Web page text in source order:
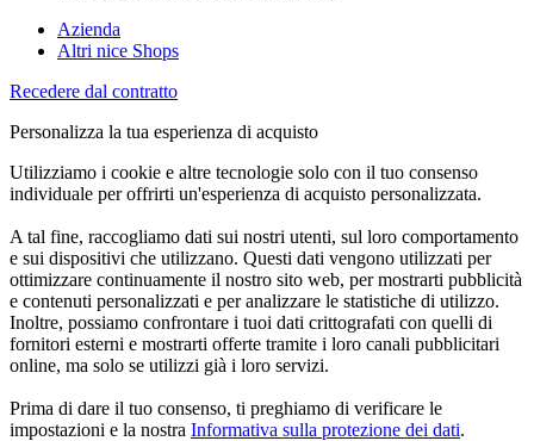
Azienda
Altri nice Shops
Recedere dal contratto
Personalizza la tua esperienza di acquisto
Utilizziamo i cookie e altre tecnologie solo con il tuo consenso
individuale per offrirti un'esperienza di acquisto personalizzata.
A tal fine, raccogliamo dati sui nostri utenti, sul loro comportamento
e sui dispositivi che utilizzano. Questi dati vengono utilizzati per
ottimizzare continuamente il nostro sito web, per mostrarti pubblicità
e contenuti personalizzati e per analizzare le statistiche di utilizzo.
Inoltre, possiamo confrontare i tuoi dati crittografati con quelli di
fornitori esterni e mostrarti offerte tramite i loro canali pubblicitari
online, ma solo se utilizzi già i loro servizi.
Prima di dare il tuo consenso, ti preghiamo di verificare le
impostazioni e la nostra Informativa sulla protezione dei dati.